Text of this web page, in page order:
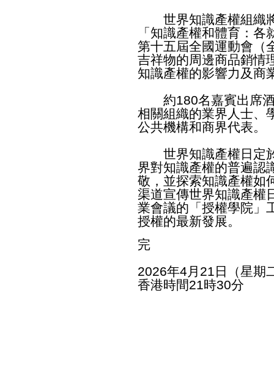
世界知識產權組織將
「知識產權和體育：
第十五屆全國運動會（
吉祥物的周邊商品銷情
知識產權的影響力及商
約180名嘉賓出席酒
相關組織的業界人士、
公共機構和商界代表。
世界知識產權日定於
界對知識產權的普遍認
敬，並探索知識產權如
渠道宣傳世界知識產權
業會議的「授權學院」
授權的最新發展。
完
2026年4月21日（星期
香港時間21時30分